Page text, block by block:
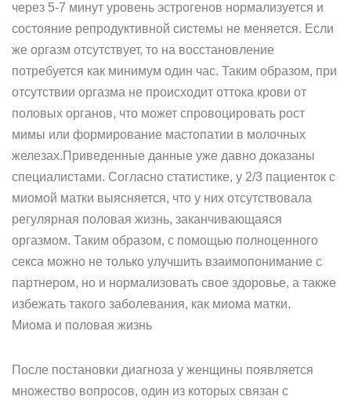
через 5-7 минут уровень эстрогенов нормализуется и
состояние репродуктивной системы не меняется. Если
же оргазм отсутствует, то на восстановление
потребуется как минимум один час. Таким образом, при
отсутствии оргазма не происходит оттока крови от
половых органов, что может спровоцировать рост
мимы или формирование мастопатии в молочных
железах.Приведенные данные уже давно доказаны
специалистами. Согласно статистике, у 2/3 пациенток с
миомой матки выясняется, что у них отсутствовала
регулярная половая жизнь, заканчивающаяся
оргазмом. Таким образом, с помощью полноценного
секса можно не только улучшить взаимопонимание с
партнером, но и нормализовать свое здоровье, а также
избежать такого заболевания, как миома матки.
Миома и половая жизнь
После постановки диагноза у женщины появляется
множество вопросов, один из которых связан с